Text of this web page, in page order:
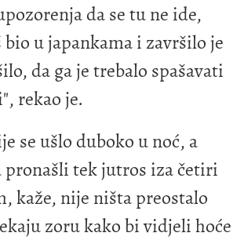
da se tu ne ide,
u japankama i završilo je
da ga je trebalo spašavati
rekao je.
se ušlo duboko u noć, a
pronašli tek jutros iza četiri
kaže, nije ništa preostalo
zoru kako bi vidjeli hoće